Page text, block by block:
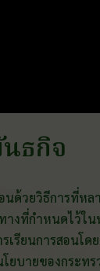
ธกิจ
นด้วยวิธีการที่หล
างที่กำหนดไว้ใน
รียนการสอนโด
ยบายของกระทร